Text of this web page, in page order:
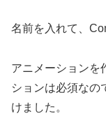
名前を入れて、
アニメーションを
ションは必須なの
けました。